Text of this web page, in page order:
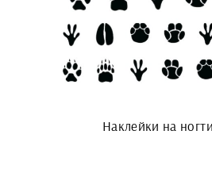
Наклейки на